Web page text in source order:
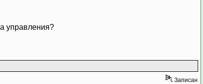
управления?
Записан